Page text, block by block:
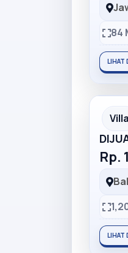
84
LIHAT
Villa
Rp.
LIHAT